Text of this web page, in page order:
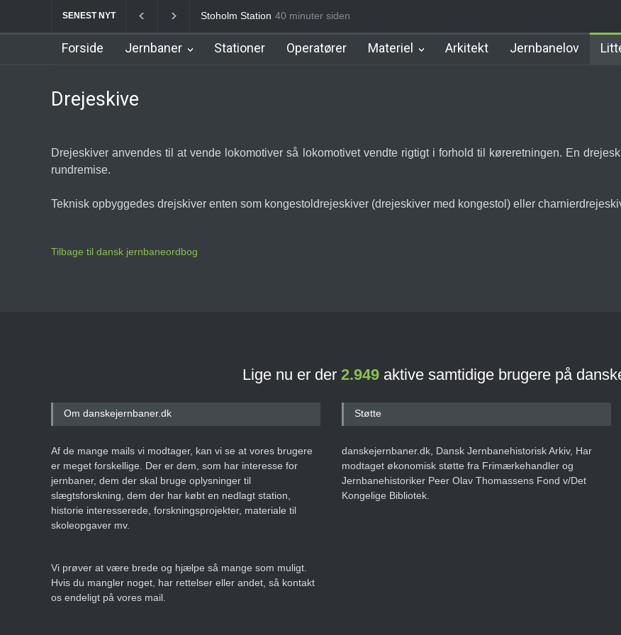
SENEST NYT Stoholm Station Klampenborgbane Station
40 minuter siden
Forside Jernbaner Stationer Operatører Materiel Arkitekt Jernbanelov
Drejeskive
Drejeskiver anvendes til at vende lokomotiver så lokomotivet vendte rigtigt i forhold til køreretningen. En
rundremise.
Teknisk opbyggedes drejskiver enten som kongestoldrejeskiver (drejeskiver med kongestol) eller
Tilbage til dansk jernbaneordbog
Lige nu er der 2.949 aktive samtidige brugere på
Om danskejernbaner.dk
Af de mange mails vi modtager, kan vi se at vores brugere
er meget forskellige. Der er dem, som har interesse for
jernbaner, dem der skal bruge oplysninger til
slægtsforskning, dem der har købt en nedlagt station,
historie interesserede, forskningsprojekter, materiale til
skoleopgaver mv.
Vi prøver at være brede og hjælpe så mange som muligt.
Hvis du mangler noget, har rettelser eller andet, så kontakt
os endeligt på vores mail.
Støtte
danskejernbaner.dk, Dansk Jernbanehistorisk Arkiv, Har
modtaget økonomisk støtte fra Frimærkehandler og
Jernbanehistoriker Peer Olav Thomassens Fond v/Det
Kongelige Bibliotek.